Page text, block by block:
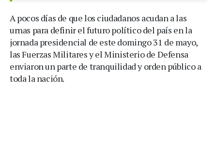
A pocos días de que los ciudadanos acudan a las
urnas para definir el futuro político del país en la
jornada presidencial de este domingo 31 de mayo,
las Fuerzas Militares y el Ministerio de Defensa
enviaron un parte de tranquilidad y orden público a
toda la nación.